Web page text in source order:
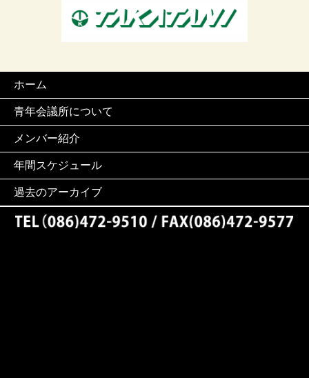
ホーム
青年会議所について
メンバー紹介
年間スケジュール
過去のアーカイブ